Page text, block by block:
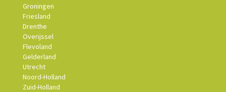
Groningen
Friesland
Drenthe
Overijssel
Flevoland
Gelderland
Utrecht
Noord-Holland
Zuid-Holland